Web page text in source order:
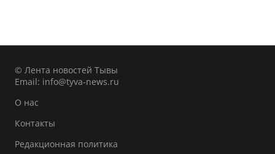
© Лента новостей Тывы
Email: info@tyva-news.ru
О нас
Контакты
Редакционная политика